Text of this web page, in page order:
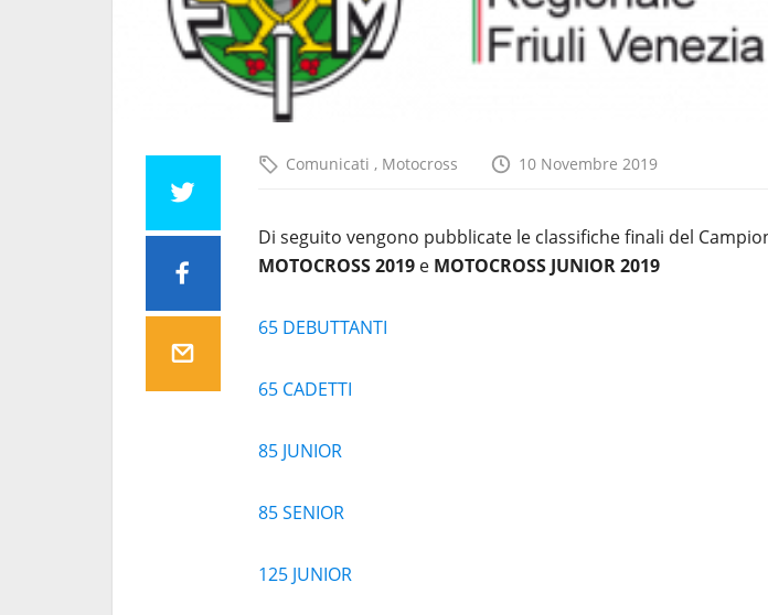
Comunicati , Motocross 10 Novembre 2019
Di seguito vengono pubblicate le classifiche finali del
MOTOCROSS 2019 e MOTOCROSS JUNIOR 2019
65 DEBUTTANTI
65 CADETTI
85 JUNIOR
85 SENIOR
125 JUNIOR
Pubblicate le classifiche finali
dei Campionati Fuoristrada
Friuli Venezia Giulia…
Variazione
Fuoristrada